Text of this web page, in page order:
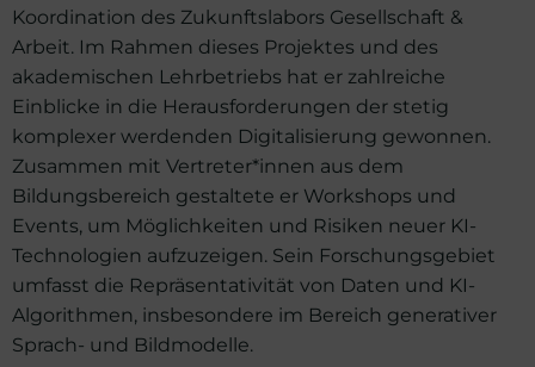
Koordination des Zukunftslabors Gesellschaft &
Arbeit. Im Rahmen dieses Projektes und des
akademischen Lehrbetriebs hat er zahlreiche
Einblicke in die Herausforderungen der stetig
komplexer werdenden Digitalisierung gewonnen.
Zusammen mit Vertreter*innen aus dem
Bildungsbereich gestaltete er Workshops und
Events, um Möglichkeiten und Risiken neuer KI-
Technologien aufzuzeigen. Sein Forschungsgebiet
umfasst die Repräsentativität von Daten und KI-
Algorithmen, insbesondere im Bereich generativer
Sprach- und Bildmodelle.